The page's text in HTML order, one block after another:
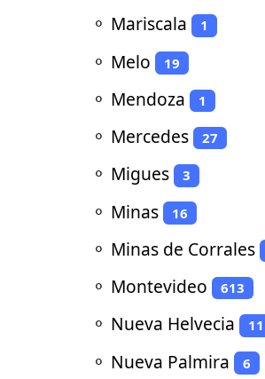
⚬ Mariscala 1
⚬ Melo 19
⚬ Mendoza 1
⚬ Mercedes 27
⚬ Migues 3
⚬ Minas 16
⚬ Minas de Corrales
⚬ Montevideo 613
⚬ Nueva Helvecia 11
⚬ Nueva Palmira 6